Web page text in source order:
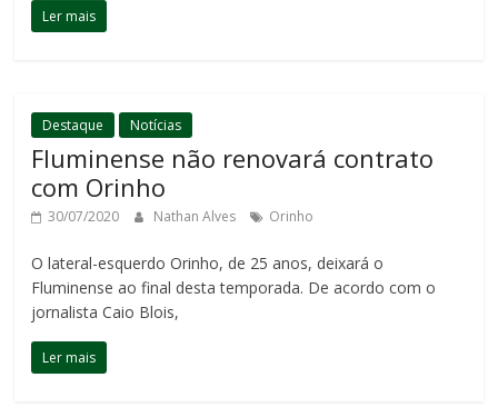
Ler mais
Destaque Notícias
Fluminense não renovará contrato
com Orinho
30/07/2020 Nathan Alves Orinho
O lateral-esquerdo Orinho, de 25 anos, deixará o
Fluminense ao final desta temporada. De acordo com o
jornalista Caio Blois,
Ler mais